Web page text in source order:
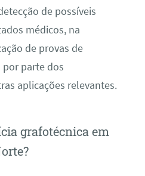
de possíveis
médicos, na
de provas de
parte dos
aplicações relevantes.
grafotécnica em